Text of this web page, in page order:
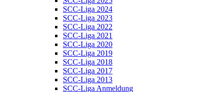
SCC-Liga 2024
SCC-Liga 2023
SCC-Liga 2022
SCC-Liga 2021
SCC-Liga 2020
SCC-Liga 2019
SCC-Liga 2018
SCC-Liga 2017
SCC-Liga 2013
SCC-Liga Anmeldung